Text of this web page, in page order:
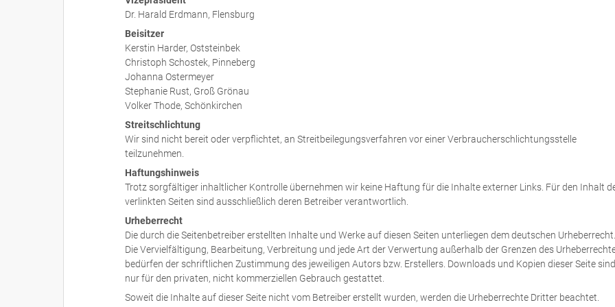
Dr. Harald Erdmann, Flensburg
Beisitzer
Kerstin Harder, Oststeinbek
Christoph Schostek, Pinneberg
Johanna Ostermeyer
Stephanie Rust, Groß Grönau
Volker Thode, Schönkirchen
Streitschlichtung
Wir sind nicht bereit oder verpflichtet, an Streitbeilegungsverfahren vor einer Verbraucherschlichtungsstelle
teilzunehmen.
Haftungshinweis
Trotz sorgfältiger inhaltlicher Kontrolle übernehmen wir keine Haftung für die Inhalte externer Links. Für den Inhalt
verlinkten Seiten sind ausschließlich deren Betreiber verantwortlich.
Urheberrecht
Die durch die Seitenbetreiber erstellten Inhalte und Werke auf diesen Seiten unterliegen dem deutschen Urheberrecht.
Die Vervielfältigung, Bearbeitung, Verbreitung und jede Art der Verwertung außerhalb der Grenzen des
bedürfen der schriftlichen Zustimmung des jeweiligen Autors bzw. Erstellers. Downloads und Kopien dieser Seite sind
nur für den privaten, nicht kommerziellen Gebrauch gestattet.
Soweit die Inhalte auf dieser Seite nicht vom Betreiber erstellt wurden, werden die Urheberrechte Dritter beachtet.